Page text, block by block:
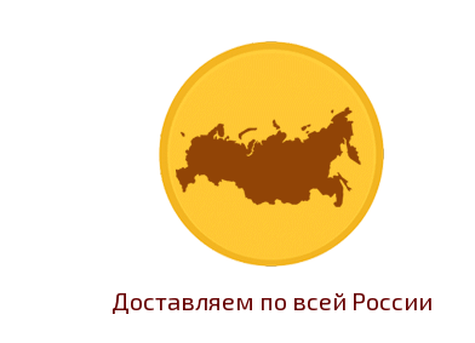
Доставляем по всей России